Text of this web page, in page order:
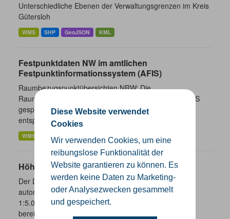
Diese Website verwendet
Cookies
Wir verwenden Cookies, um eine
reibungslose Funktionalität der
Website garantieren zu können. Es
werden keine Daten zu Marketing-
oder Analysezwecken gesammelt
und gespeichert.
Unterschiedliche Ebenen der Verwaltungsgrenzen im Kreis
Gütersloh
WMS SHP GeoJSON KML
Festpunktdaten NW im amtlichen
Festpunktinformationssystem (AFIS)
Raumbezugspunktübersichten NRW; Die
Raumbezugspunktübersichten werden aus dem in AFIS
gespeicherten Datenbestand abgeleitet. Die Aktualität
entspricht der AFIS-Webauskunft,...
WMS
Höhenlinien und Höhenpunkte NRW
Der Dienst stellt Höhenpunkte und Höhenlinien mit
automatisch erzeugter Beschriftung für die Maßstäbe
1:5.000, 1:10.000, 1:25.000, 1:50.000 und 1:100.000
bereit. Die Höhenlinien...